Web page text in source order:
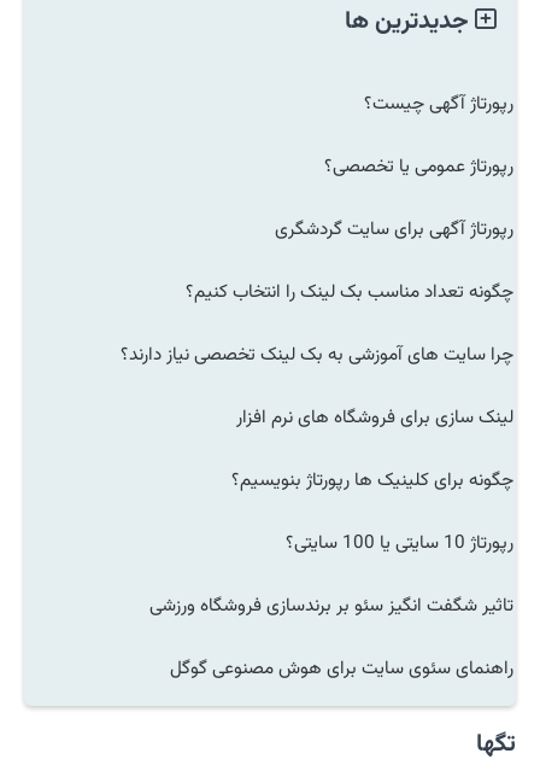
جدیدترین ها
رپورتاژ آگهی چیست؟
رپورتاژ عمومی یا تخصصی؟
رپورتاژ آگهی برای سایت گردشگری
چگونه تعداد مناسب بک لینک را انتخاب کنیم؟
چرا سایت های آموزشی به بک لینک تخصصی نیاز دارند؟
لینک سازی برای فروشگاه های نرم افزار
چگونه برای کلینیک ها رپورتاژ بنویسیم؟
رپورتاژ 10 سایتی یا 100 سایتی؟
تاثیر شگفت انگیز سئو بر برندسازی فروشگاه ورزشی
راهنمای سئوی سایت برای هوش مصنوعی گوگل
تگها